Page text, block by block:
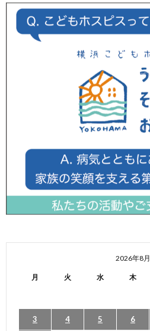
2026年8月
月 火 水 木
3 4 5 6